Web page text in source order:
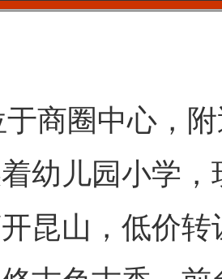
圈中心，附
幼儿园小学
昆山，低价